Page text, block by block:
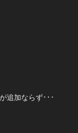
追加ならず･･･